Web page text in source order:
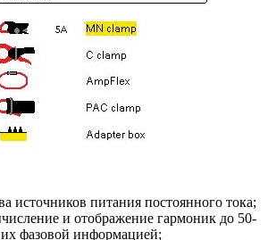
источников питания постоянного тока;
и отображение гармоник до 50-
их фазовой информацией;